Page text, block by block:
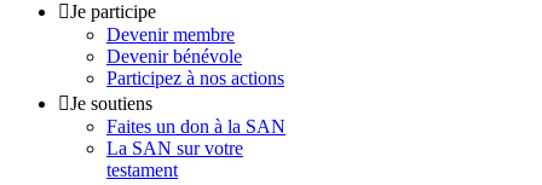
Je participe
Devenir membre
Devenir bénévole
Participez à nos actions
Je soutiens
Faites un don à la SAN
La SAN sur votre
testament